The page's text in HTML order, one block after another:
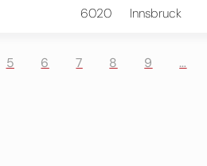
6020 Innsbruck
5 6 7 8 9 …